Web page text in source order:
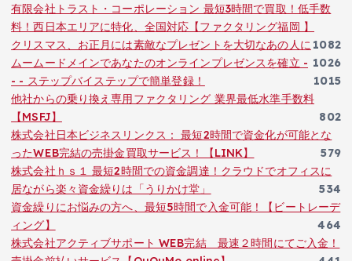
有限会社トラスト・コーポレーション 最短3時間で買取！低手数
料！西日本エリアに特化、全国対応【ファクタリング福岡 】
1082
クリスマス、お正月には素敵なプレゼントを大切なあの人に
1026
ムームードメインであなたのオンラインプレゼンスを確立 -
- - ステップバイステップで簡単登録！
1015
他社からの乗り換え専用ファクタリング 業界最低水準手数料
【MSFJ】
802
株式会社日本ビジネスリンクス： 最短2時間で資金化が可能とな
ったWEB完結の売掛金買取サービス！【LINK】
579
株式会社ｈｓ１ 最短2時間での資金調達！クラウドでオフィスに
居ながら楽々資金繰りは「うりかけ堂」
534
資金繰りにお悩みの方へ、最短5時間で入金可能！【ビートレーデ
ィング】
464
株式会社アクティブサポート WEB完結 最速２時間にてご入金！